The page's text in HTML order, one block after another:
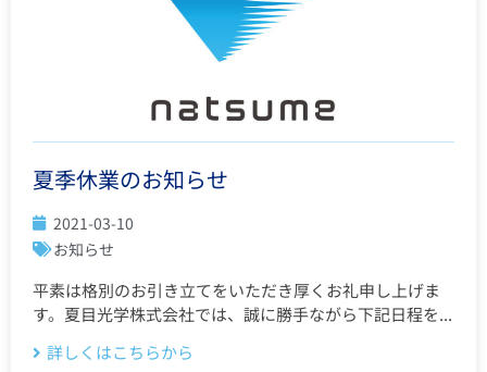
夏季休業のお知らせ
2021-03-10
お知らせ
平素は格別のお引き立てをいただき厚くお礼申し上げま
す。夏目光学株式会社では、誠に勝手ながら下記日程を...
詳しくはこちらから